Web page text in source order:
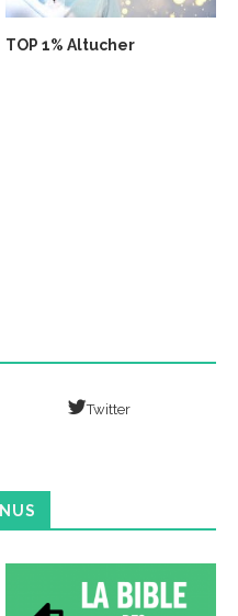
TOP 1% Altucher
Twitter